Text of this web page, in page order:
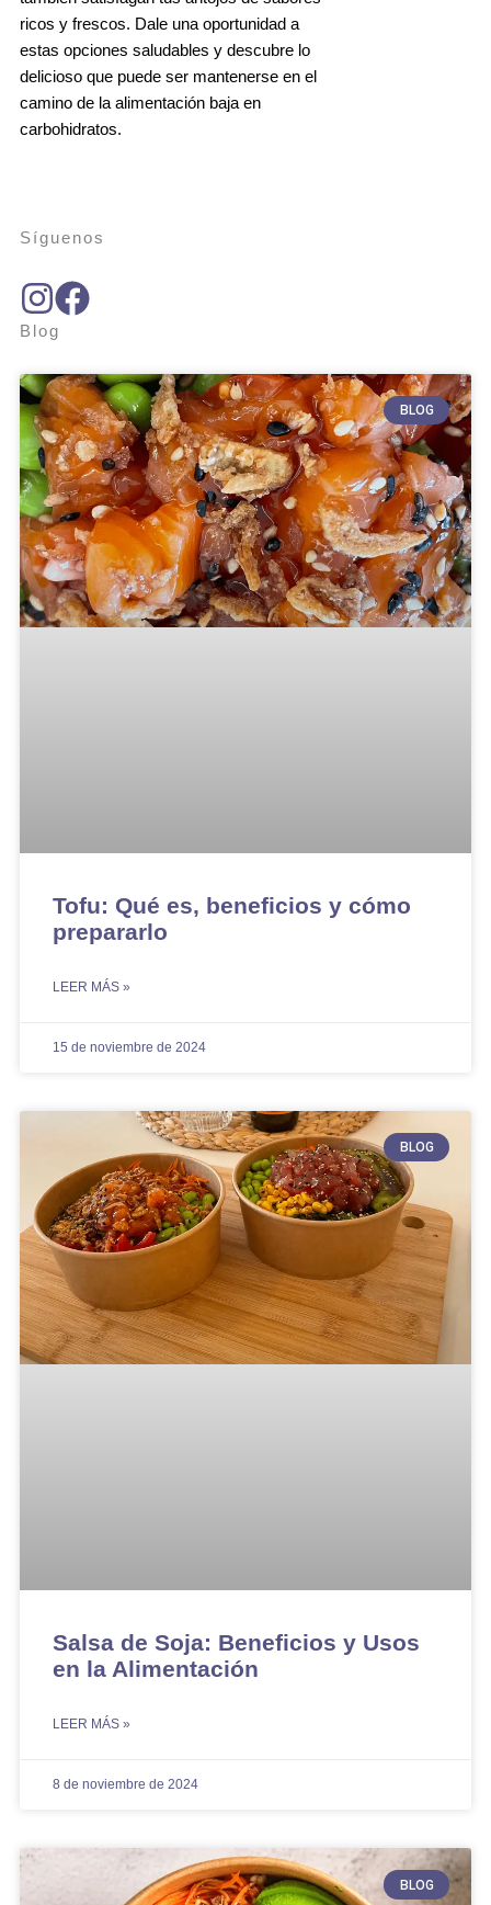
ricos y frescos. Dale una oportunidad a
estas opciones saludables y descubre lo
delicioso que puede ser mantenerse en el
camino de la alimentación baja en
carbohidratos.
Síguenos
Blog
BLOG
Tofu: Qué es, beneficios y cómo
prepararlo
LEER MÁS »
15 de noviembre de 2024
BLOG
Salsa de Soja: Beneficios y Usos
en la Alimentación
LEER MÁS »
8 de noviembre de 2024
BLOG